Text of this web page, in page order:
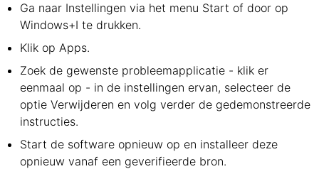
Ga naar Instellingen via het menu Start of door op
Windows+I te drukken.
Klik op Apps.
Zoek de gewenste probleemapplicatie - klik er
eenmaal op - in de instellingen ervan, selecteer de
optie Verwijderen en volg verder de gedemonstreerde
instructies.
Start de software opnieuw op en installeer deze
opnieuw vanaf een geverifieerde bron.